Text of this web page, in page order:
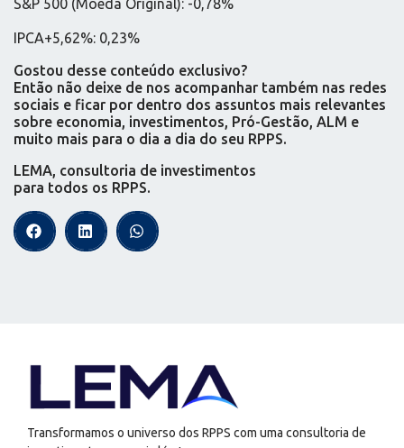
S&P 500 (Moeda Original): -0,78%
IPCA+5,62%: 0,23%
Gostou desse conteúdo exclusivo?
Então não deixe de nos acompanhar também nas redes
sociais e ficar por dentro dos assuntos mais relevantes
sobre economia, investimentos, Pró-Gestão, ALM e
muito mais para o dia a dia do seu RPPS.
LEMA, consultoria de investimentos
para todos os RPPS.
Transformamos o universo dos RPPS com uma consultoria de